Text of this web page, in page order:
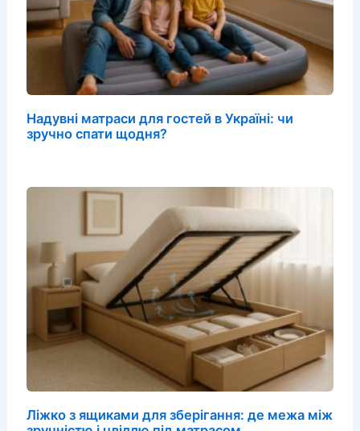
Надувні матраси для гостей в Україні: чи
зручно спати щодня?
Ліжко з ящиками для зберігання: де межа між